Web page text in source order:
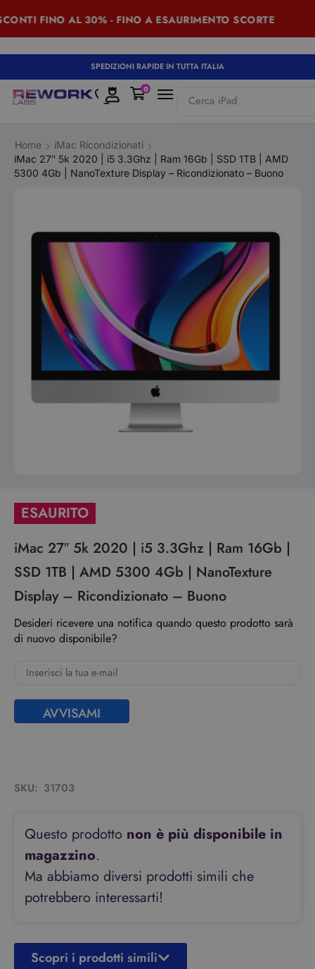
FINO AL 30% - FINO A ESAURIMENTO SCORTE
SPEDIZIONI RAPIDE IN TUTTA ITALIA
Cerca iPad
0
Home
iMac Ricondizionati
iMac 27″ 5k 2020 | i5 3.3Ghz | Ram 16Gb | SSD 1TB | AMD
5300 4Gb | NanoTexture Display – Ricondizionato – Buono
ESAURITO
iMac 27″ 5k 2020 | i5 3.3Ghz | Ram 16Gb |
SSD 1TB | AMD 5300 4Gb | NanoTexture
Display – Ricondizionato – Buono
Desideri ricevere una notifica quando questo prodotto sarà
di nuovo disponibile?
AVVISAMI
SKU: 31703
Questo prodotto non è più disponibile in
magazzino.
Ma abbiamo diversi prodotti simili che
potrebbero interessarti!
Scopri i prodotti simili